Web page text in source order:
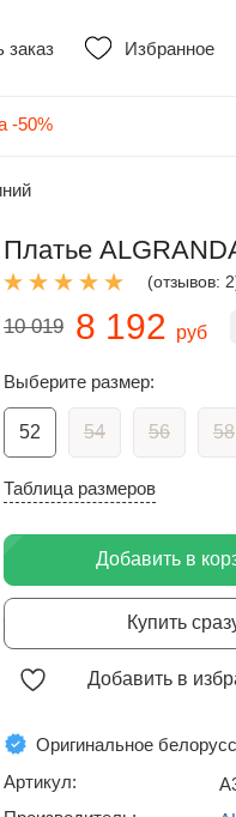
заказ Избранное
-50%
Платье
(отзывов:
10 019 8 192 руб
Выберите размер:
52 54 56 58
Таблица размеров
Добавить в
Купить
Добавить в
Оригинальное
Артикул: